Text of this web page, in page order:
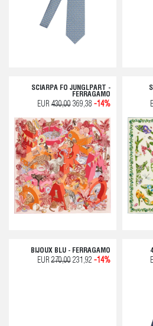
SCIARPA FO JUNGLPART -
FERRAGAMO
EUR430,00369,38 -14%
BIJOUX BLU - FERRAGAMO
EUR270,00231,92 -14%